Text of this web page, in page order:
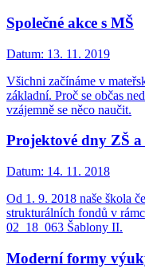
Společné akce s MŠ
Datum: 13. 11. 2019
Všichni začínáme v
základní. Proč se občas
vzájemně se něco naučit.
Projektové dny ZŠ
Datum: 14. 11. 2018
Od 1. 9. 2018 naše škola
strukturálních fondů v
02_18_063 Šablony II.
Moderní formy